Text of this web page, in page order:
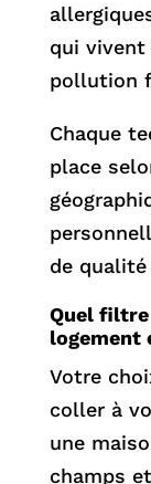
qui vivent
pollution
Chaque
place
de qualité
Quel filtre
logement
Votre
coller à
une
champs